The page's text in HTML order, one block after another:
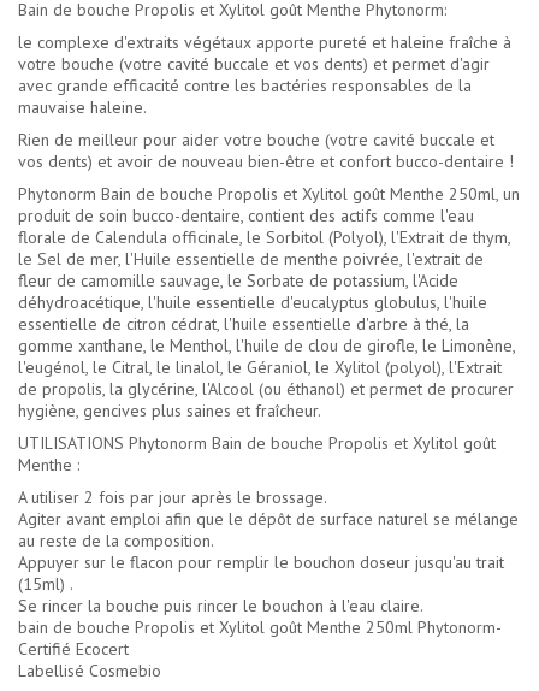
Bain de bouche Propolis et Xylitol goût Menthe Phytonorm:
le complexe d'extraits végétaux apporte pureté et haleine fraîche à
votre bouche (votre cavité buccale et vos dents) et permet d'agir
avec grande efficacité contre les bactéries responsables de la
mauvaise haleine.
Rien de meilleur pour aider votre bouche (votre cavité buccale et
vos dents) et avoir de nouveau bien-être et confort bucco-dentaire !
Phytonorm Bain de bouche Propolis et Xylitol goût Menthe 250ml, un
produit de soin bucco-dentaire, contient des actifs comme l'eau
florale de Calendula officinale, le Sorbitol (Polyol), l'Extrait de thym,
le Sel de mer, l'Huile essentielle de menthe poivrée, l'extrait de
fleur de camomille sauvage, le Sorbate de potassium, l'Acide
déhydroacétique, l'huile essentielle d'eucalyptus globulus, l'huile
essentielle de citron cédrat, l'huile essentielle d'arbre à thé, la
gomme xanthane, le Menthol, l'huile de clou de girofle, le Limonène,
l'eugénol, le Citral, le linalol, le Géraniol, le Xylitol (polyol), l'Extrait
de propolis, la glycérine, l'Alcool (ou éthanol) et permet de procurer
hygiène, gencives plus saines et fraîcheur.
UTILISATIONS Phytonorm Bain de bouche Propolis et Xylitol goût
Menthe :
A utiliser 2 fois par jour après le brossage.
Agiter avant emploi afin que le dépôt de surface naturel se mélange
au reste de la composition.
Appuyer sur le flacon pour remplir le bouchon doseur jusqu'au trait
(15ml) .
Se rincer la bouche puis rincer le bouchon à l'eau claire.
bain de bouche Propolis et Xylitol goût Menthe 250ml Phytonorm-
Certifié Ecocert
Labellisé Cosmebio